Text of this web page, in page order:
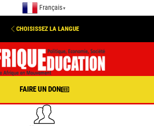
Français ▼
CHOISISSEZ LA LANGUE
FAIRE UN DON